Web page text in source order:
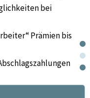
bei
Prämien bis